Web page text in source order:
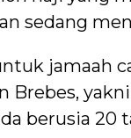
sedang
jamaah
Brebes,
berusia 20